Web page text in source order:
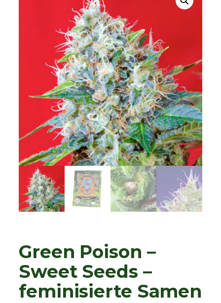
Green Poison –
Sweet Seeds –
feminisierte Samen